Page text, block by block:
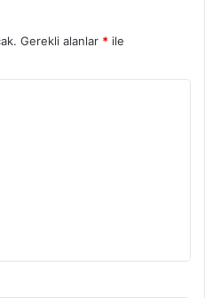
Gerekli alanlar * ile